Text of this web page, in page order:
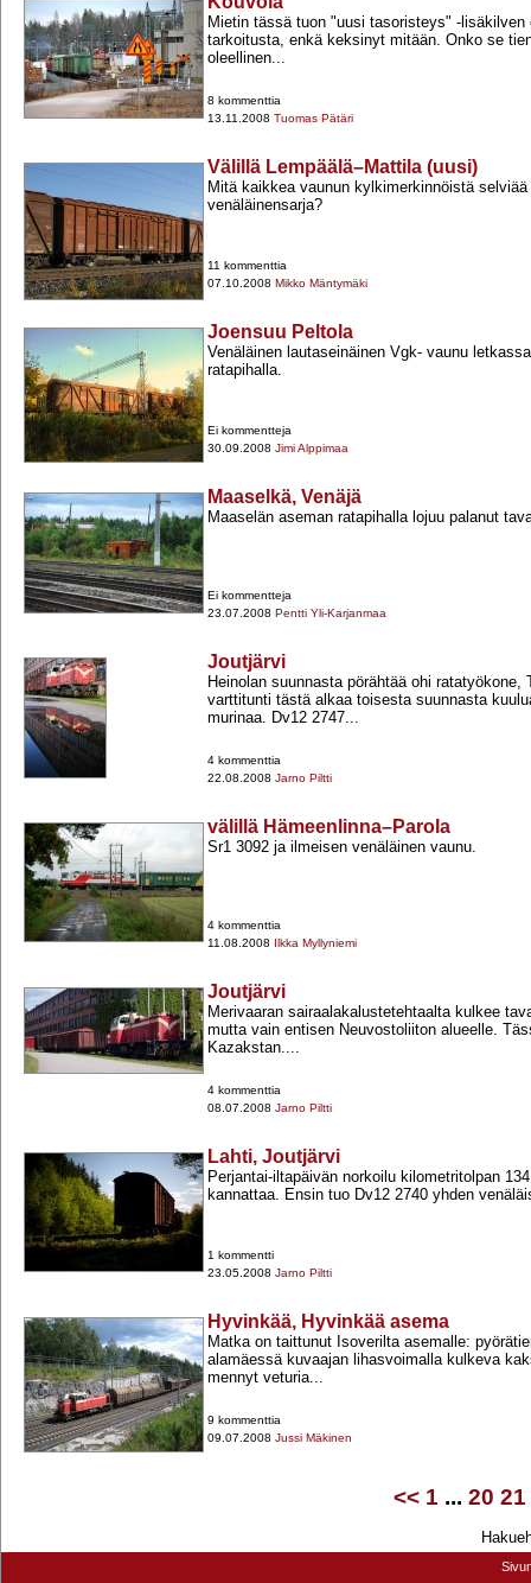
Mietin tässä tuon "uusi tasoristeys" -​lisäkilven
tarkoitusta, enkä keksinyt mitään. Onko se
oleellinen...
8 kommenttia
13.11.2008 Tuomas Pätäri
Välillä Lempäälä–Mattila (uusi)
Mitä kaikkea vaunun kylkimerkinnöistä
venäläinensarja?
11 kommenttia
07.10.2008 Mikko Mäntymäki
Joensuu Peltola
Venäläinen lautaseinäinen Vgk-​ vaunu
ratapihalla.
Ei kommentteja
30.09.2008 Jimi Alppimaa
Maaselkä, Venäjä
Maaselän aseman ratapihalla lojuu palanut
Ei kommentteja
23.07.2008 Pentti Yli-Karjanmaa
Joutjärvi
Heinolan suunnasta pörähtää ohi ratatyökone,
varttitunti tästä alkaa toisesta suunnasta
murinaa. Dv12 2747...
4 kommenttia
22.08.2008 Jarno Piltti
välillä Hämeenlinna–Parola
Sr1 3092 ja ilmeisen venäläinen vaunu.
4 kommenttia
11.08.2008 Ilkka Myllyniemi
Joutjärvi
Merivaaran sairaalakalustetehtaalta kulkee
mutta vain entisen Neuvostoliiton alueelle.
Kazakstan....
4 kommenttia
08.07.2008 Jarno Piltti
Lahti, Joutjärvi
Perjantai-​iltapäivän norkoilu kilometritolpan
kannattaa. Ensin tuo Dv12 2740 yhden
1 kommentti
23.05.2008 Jarno Piltti
Hyvinkää, Hyvinkää asema
Matka on taittunut Isoverilta asemalle:
alamäessä kuvaajan lihasvoimalla kulkeva
mennyt veturia...
9 kommenttia
09.07.2008 Jussi Mäkinen
<< 1 ... 20 21